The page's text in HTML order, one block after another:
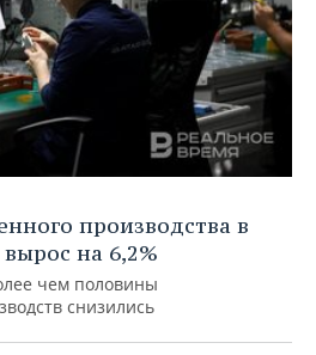
производства в
на 6,2%
чем половины
снизились